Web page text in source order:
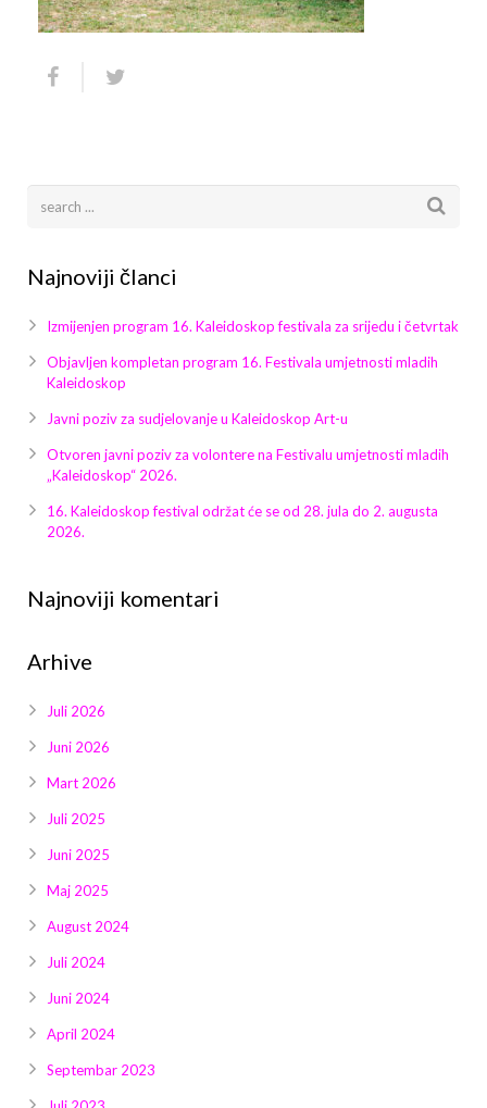
Video 2012
Video 2016
Video 2018
Galerija 2011
Galerija 2015
Galerija 2017
Galerija 2022
Galerija 2023
Kontakt
Najnoviji članci
Izmijenjen program 16. Kaleidoskop festivala za srijedu i četvrtak
Objavljen kompletan program 16. Festivala umjetnosti mladih
Kaleidoskop
Javni poziv za sudjelovanje u Kaleidoskop Art-u
Otvoren javni poziv za volontere na Festivalu umjetnosti mladih
„Kaleidoskop“ 2026.
16. Kaleidoskop festival održat će se od 28. jula do 2. augusta
2026.
Najnoviji komentari
Arhive
Juli 2026
Juni 2026
Mart 2026
Juli 2025
Juni 2025
Maj 2025
August 2024
Juli 2024
Juni 2024
April 2024
Septembar 2023